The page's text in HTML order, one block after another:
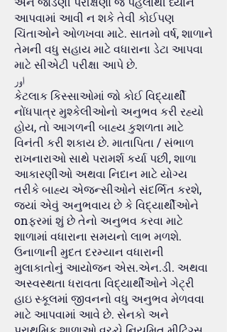
આપવામાં આવી ન શકે તેવી કોઈપણ
ચિંતાઓને ઓળખવા માટે. સાતમો વર્ષ, શાળાને
તેમની વધુ સહાય માટે વધારાના ડેટા આપવા
માટે સીએટી પરીક્ષા આપે છે.
اور
કેટલાક કિસ્સાઓમાં જો કોઈ વિદ્યાર્થી
નોંધપાત્ર મુશ્કેલીઓનો અનુભવ કરી રહ્યો
હોય, તો આગળની બાહ્ય કુશળતા માટે
વિનંતી કરી શકાય છે. માતાપિતા / સંભાળ
રાખનારાઓ સાથે પરામર્શ કર્યા પછી, શાળા
આકારણીઓ અથવા નિદાન માટે યોગ્ય
તરીકે બાહ્ય એજન્સીઓને સંદર્ભિત કરશે,
જ્યાં એવું અનુભવાય છે કે વિદ્યાર્થીઓને
onફરમાં શું છે તેનો અનુભવ કરવા માટે
શાળામાં વધારાના સમયનો લાભ મળશે.
ઉનાળાની મુદત દરમ્યાન વધારાની
મુલાકાતોનું આયોજન એસ.એન.ડી. અથવા
અસ્વસ્થતા ધરાવતા વિદ્યાર્થીઓને ગેટ્રી
હાઇ સ્કૂલમાં જીવનનો વધુ અનુભવ મેળવવા
માટે આપવામાં આવે છે. સેનકો અને